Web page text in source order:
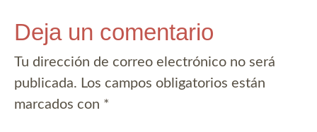
Deja un comentario
Tu dirección de correo electrónico no será
publicada. Los campos obligatorios están
marcados con *